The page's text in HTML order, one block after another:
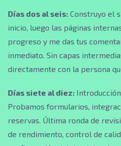
Días dos al seis: Construyo el
inicio, luego las páginas
progreso y me das tus
inmediato. Sin capas
directamente con la persona
Días siete al diez:
Probamos formularios,
reservas. Última ronda de
de rendimiento, control de